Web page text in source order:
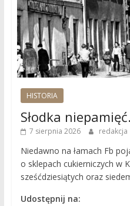
HISTORIA
Słodka
7 sierpnia 2026 redakcja
Niedawno na łamach Fb
o sklepach cukierniczych w
sześćdziesiątych oraz
Udostępnij na: